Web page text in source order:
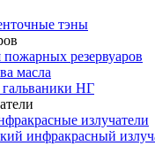
тэны
пожарных резервуаров
масла
гальваники НГ
излучатели
инфракрасный